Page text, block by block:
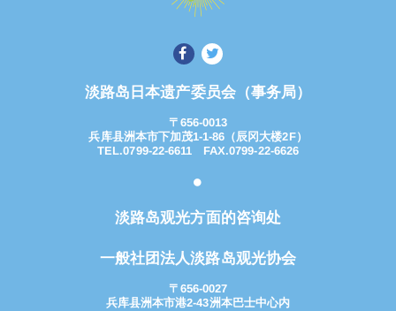
淡路岛日本遗产委员会（事务局）
〒656-0013
兵库县洲本市下加茂1-1-86（辰冈大楼2F）
TEL.0799-22-6611 FAX.0799-22-6626
淡路岛观光方面的咨询处
一般社团法人淡路岛观光协会
〒656-0027
兵库县洲本市港2-43洲本巴士中心内